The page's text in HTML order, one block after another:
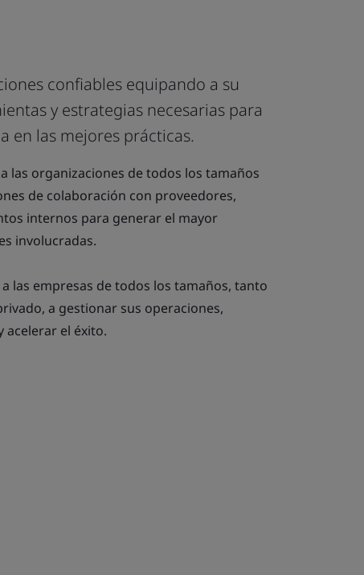
confiables equipando a su
y estrategias necesarias para
en las mejores prácticas.
las organizaciones de todos los tamaños
de colaboración con proveedores,
internos para generar el mayor
involucradas.
las empresas de todos los tamaños, tanto
a gestionar sus operaciones,
acelerar el éxito.